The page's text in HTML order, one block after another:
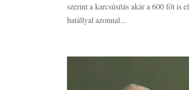
szerint a karcsúsítás akár a 600 főt is
hatállyal azonnal...